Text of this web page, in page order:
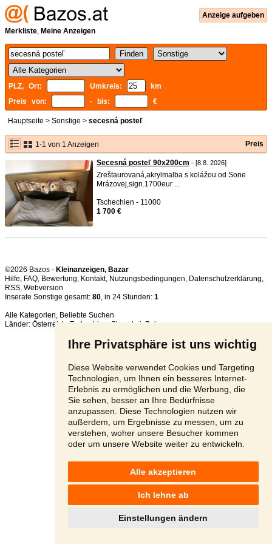
Ihre Privatsphäre ist uns wichtig
Diese Website verwendet Cookies und Targeting
Technologien, um Ihnen ein besseres Internet-
Erlebnis zu ermöglichen und die Werbung, die
Sie sehen, besser an Ihre Bedürfnisse
anzupassen. Diese Technologien nutzen wir
außerdem, um Ergebnisse zu messen, um zu
verstehen, woher unsere Besucher kommen
oder um unsere Website weiter zu entwickeln.
Alle akzeptieren
Ich lehne ab
Einstellungen ändern
Anzeige aufgeben
Merkliste, Meine Anzeigen
PLZ, Ort: Umkreis:
km
Preis von:
- bis: €
Hauptseite > Sonstige > secesná posteľ
1-1 von 1 Anzeigen Preis
Secesná posteľ 90x200cm - [8.8. 2026]
Zreštaurovaná,akrylmalba s kolážou od Sone
Mrázovej,sign.1700eur ...
Tschechien - 11000
1 700 €
©2026 Bazos - Kleinanzeigen, Bazar
Hilfe, FAQ, Bewertung, Kontakt, Nutzungsbedingungen, Datenschutzerklärung,
RSS,
Inserate Sonstige gesamt: 80, in 24 Stunden: 1
Alle Kategorien, Beliebte Suchen
Länder: Österreich,Tschechien,Slowakei,Polen